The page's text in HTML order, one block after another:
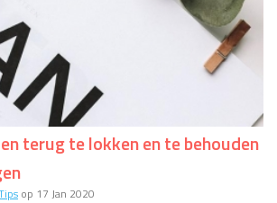
terug te lokken en te behouden
op 17 Jan 2020